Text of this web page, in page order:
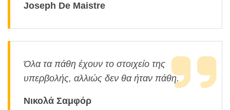
Joseph De Maistre
Όλα τα πάθη έχουν το στοιχείο της
υπερβολής, αλλιώς δεν θα ήταν πάθη.
Νικολά Σαμφόρ